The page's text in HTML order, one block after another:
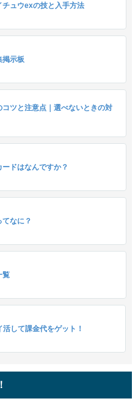
チュウexの技と入手方法
掲示板
コツと注意点｜選べないときの対
ドはなんですか？
てなに？
覧
して課金代をゲット！